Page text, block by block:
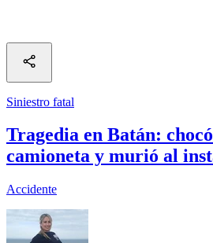
Siniestro fatal
Tragedia en Batán:
camioneta y murió al
Accidente